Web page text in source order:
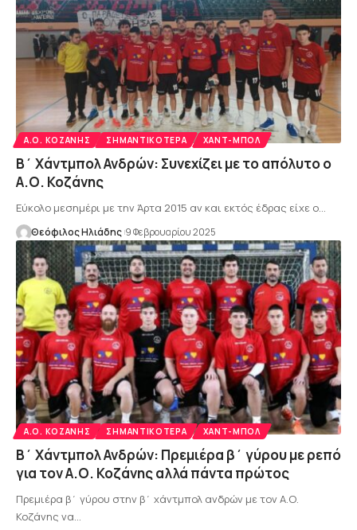
Α.Ο. ΚΟΖΆΝΗΣ ΣΗΜΑΝΤΙΚΌΤΕΡΑ ΧΑΝΤ-ΜΠΟΛ
Β΄ Χάντμπολ Ανδρών: Συνεχίζει με το απόλυτο ο
Α.Ο. Κοζάνης
Εύκολο μεσημέρι με την Άρτα 2015 αν και εκτός έδρας είχε ο…
Θεόφιλος Ηλιάδης 9 Φεβρουαρίου 2025
Α.Ο. ΚΟΖΆΝΗΣ ΣΗΜΑΝΤΙΚΌΤΕΡΑ ΧΑΝΤ-ΜΠΟΛ
Β΄ Χάντμπολ Ανδρών: Πρεμιέρα β΄ γύρου με ρεπό
για τον Α.Ο. Κοζάνης αλλά πάντα πρώτος
Πρεμιέρα β΄ γύρου στην β΄ χάντμπολ ανδρών με τον Α.Ο.
Κοζάνης να…